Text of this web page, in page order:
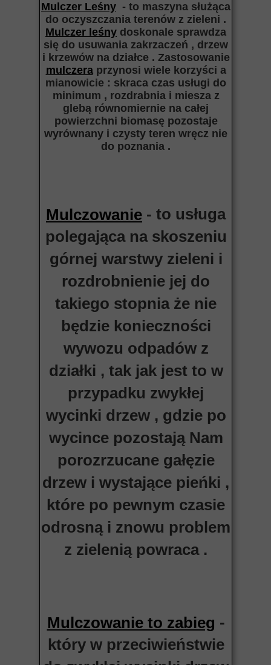
Mulczer Leśny - to maszyna służąca
do oczyszczania terenów z zieleni .
Mulczer leśny doskonale sprawdza
się do usuwania zakrzaczeń , drzew
i krzewów na działce . Zastosowanie
mulczeraprzynosi wiele korzyści a
mianowicie : skraca czas usługi do
minimum , rozdrabnia i miesza z
glebą równomiernie na całej
powierzchni biomasę pozostaje
wyrównany i czysty teren wręcz nie
do poznania .
Mulczowanie - to usługa
polegająca na skoszeniu
górnej warstwy zieleni i
rozdrobnienie jej do
takiego stopnia że nie
będzie konieczności
wywozu odpadów z
działki , tak jak jest to w
przypadku zwykłej
wycinki drzew , gdzie po
wycince pozostają Nam
porozrzucane gałęzie
drzew i wystające pieńki ,
które po pewnym czasie
odrosną i znowu problem
z zielenią powraca .
Mulczowanie to zabieg -
który w przeciwieństwie